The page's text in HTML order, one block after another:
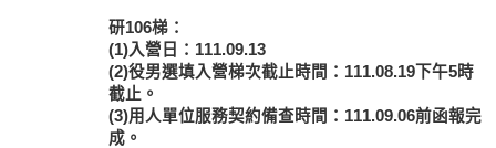
研106梯：
(1)入營日：111.09.13
(2)役男選填入營梯次截止時間：111.08.19下午5時
截止。
(3)用人單位服務契約備查時間：111.09.06前函報完
成。